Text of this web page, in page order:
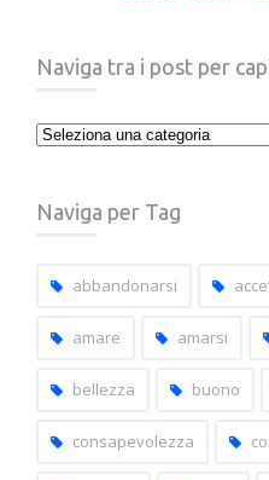
Naviga tra i post per
Naviga
post
capitoli
Naviga per Tag
abbandonarsi
amare amarsi
bellezza buono
consapevolezza